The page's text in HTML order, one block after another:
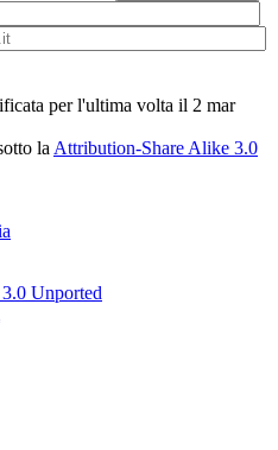
per l'ultima volta il 2 mar
la Attribution-Share Alike 3.0